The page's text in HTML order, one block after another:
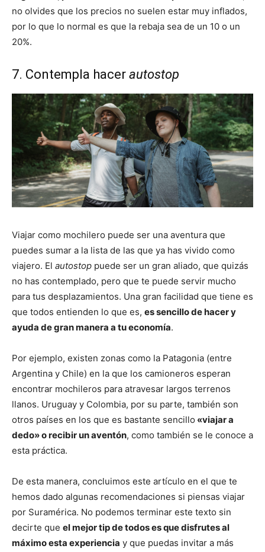
no olvides que los precios no suelen estar muy inflados,
por lo que lo normal es que la rebaja sea de un 10 o un
20%.
7. Contempla hacer autostop
Viajar como mochilero puede ser una aventura que
puedes sumar a la lista de las que ya has vivido como
viajero. El autostop puede ser un gran aliado, que quizás
no has contemplado, pero que te puede servir mucho
para tus desplazamientos. Una gran facilidad que tiene es
que todos entienden lo que es, es sencillo de hacer y
ayuda de gran manera a tu economía.
Por ejemplo, existen zonas como la Patagonia (entre
Argentina y Chile) en la que los camioneros esperan
encontrar mochileros para atravesar largos terrenos
llanos. Uruguay y Colombia, por su parte, también son
otros países en los que es bastante sencillo «viajar a
dedo» o recibir un aventón, como también se le conoce a
esta práctica.
De esta manera, concluimos este artículo en el que te
hemos dado algunas recomendaciones si piensas viajar
por Suramérica. No podemos terminar este texto sin
decirte que el mejor tip de todos es que disfrutes al
máximo esta experiencia y que puedas invitar a más